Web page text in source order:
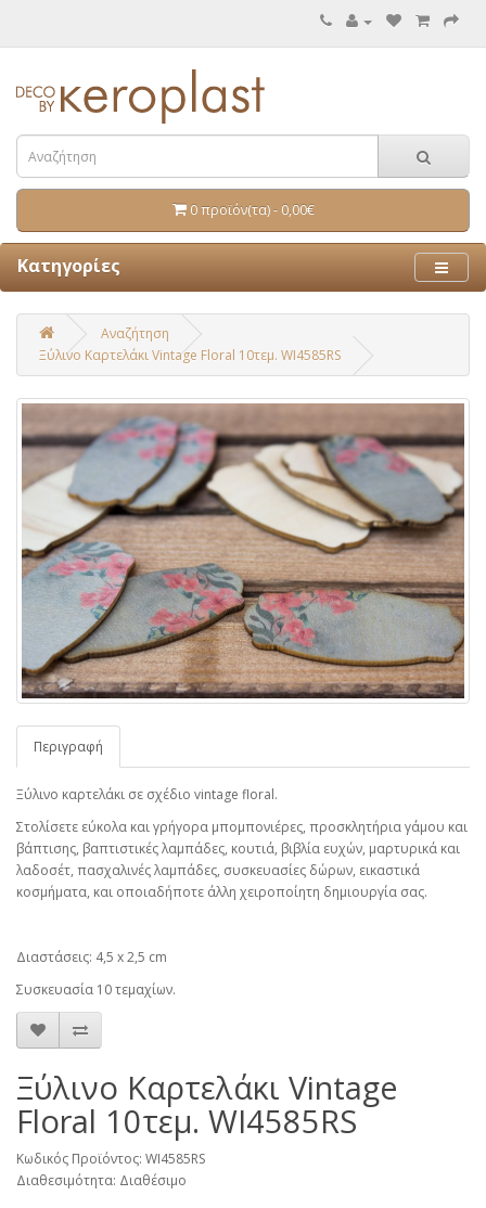
0 προϊόν(τα) - 0,00€
Κατηγορίες
Αναζήτηση
Ξύλινο Καρτελάκι Vintage Floral 10τεμ. WI4585RS
Περιγραφή
Ξύλινο καρτελάκι σε σχέδιο vintage floral.
Στολίσετε εύκολα και γρήγορα μπομπονιέρες, προσκλητήρια γάμου και
βάπτισης, βαπτιστικές λαμπάδες, κουτιά, βιβλία ευχών, μαρτυρικά και
λαδοσέτ, πασχαλινές λαμπάδες, συσκευασίες δώρων, εικαστικά
κοσμήματα, και οποιαδήποτε άλλη χειροποίητη δημιουργία σας.
Διαστάσεις: 4,5 x 2,5 cm
Συσκευασία 10 τεμαχίων.
Ξύλινο Καρτελάκι Vintage
Floral 10τεμ. WI4585RS
Κωδικός Προϊόντος: WI4585RS
Διαθεσιμότητα: Διαθέσιμο